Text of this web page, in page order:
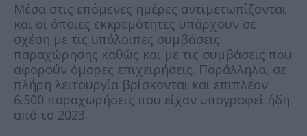
Μέσα στις επόμενες ημέρες αντιμετωπίζονται
και οι όποιες εκκρεμότητες υπάρχουν σε
σχέση με τις υπόλοιπες συμβάσεις
παραχώρησης καθώς και με τις συμβάσεις που
αφορούν όμορες επιχειρήσεις. Παράλληλα, σε
πλήρη λειτουργία βρίσκονται και επιπλέον
6.500 παραχωρήσεις που είχαν υπογραφεί ήδη
από το 2023.